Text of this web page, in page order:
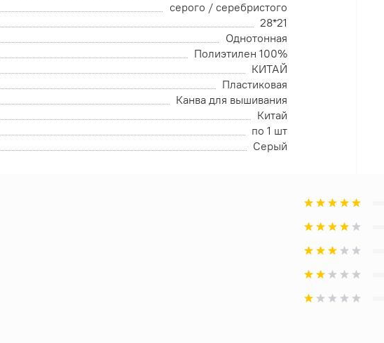
серого / серебристого
28*21
Однотонная
Полиэтилен 100%
КИТАЙ
Пластиковая
Канва для вышивания
Китай
по 1 шт
Серый